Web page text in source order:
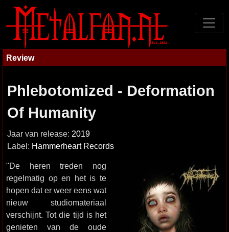
Review
Phlebotomized - Deformation
Of Humanity
Jaar van release: 2019
Label: Hammerheart Records
"De heren treden nog
regelmatig op en het is te
hopen dat er weer eens wat
nieuw studiomateriaal
verschijnt. Tot die tijd is het
genieten van de oude